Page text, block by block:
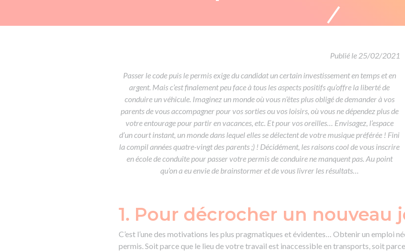
Devenir enseignant de la conduite
Publié le 25/02/2021
Passer le code puis le permis exige du candidat un certain investissement en temps et en
argent. Mais c’est finalement peu face à tous les aspects positifs qu’offre la liberté de
conduire un véhicule. Imaginez un monde où vous n’êtes plus obligé de demander à vos
parents de vous accompagner pour vos sorties ou vos loisirs, où vous ne dépendez plus de
votre entourage pour partir en vacances, etc. Et pour vos oreilles… Envisagez, l’espace
d’un court instant, un monde dans lequel elles se délectent de votre musique préférée ! Fini
la compil années quatre-vingt des parents ;) ! Décidément, les raisons cool de vous inscrire
en école de conduite pour passer votre permis de conduire ne manquent pas. Au point
qu’on a eu envie de brainstormer et de vous livrer les résultats…
1. Pour décrocher un nouveau
C’est l’une des motivations les plus pragmatiques et évidentes… Obtenir un emploi
permis. Soit parce que le lieu de votre travail est inaccessible en transports, soit